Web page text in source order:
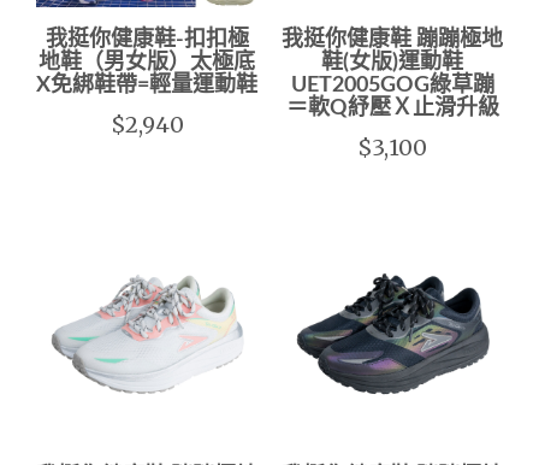
我挺你健康鞋-扣扣極
地鞋（男女版）太極底
X免綁鞋帶=輕量運動鞋
$2,940
我挺你健康鞋 蹦蹦極地
鞋(女版)運動鞋
UET2005GOG綠草蹦
＝軟Q紓壓Ｘ止滑升級
$3,100